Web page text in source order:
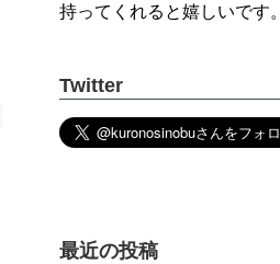
持ってくれると嬉しいです。
Twitter
最近の投稿